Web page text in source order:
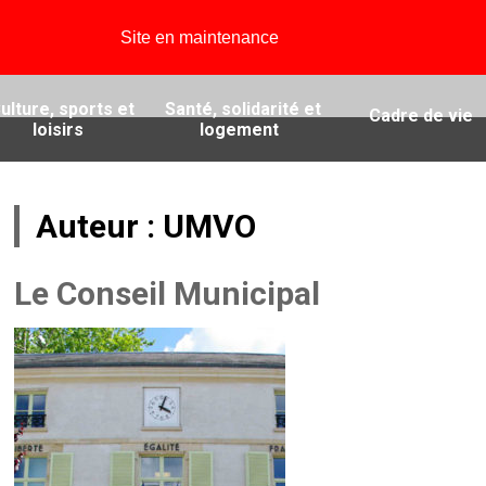
sports et
loisirs
Santé, solidarité et
logement
Cadre de vie
Auteur : UMVO
Le Conseil Municipal
Site en maintenance